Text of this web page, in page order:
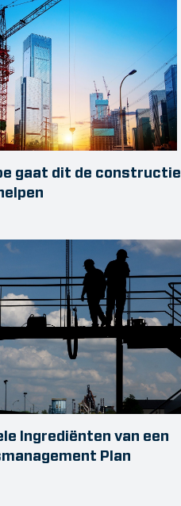
gaat dit de constructie
Ingrediënten van een
Plan